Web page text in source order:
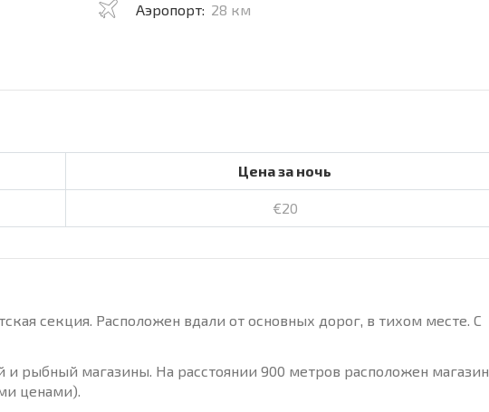
Аэропорт: 28 км
Цена за ночь
€20
секция. Расположен вдали от основных дорог, в тихом месте. С
и рыбный магазины. На расстоянии 900 метров расположен магазин
ценами).